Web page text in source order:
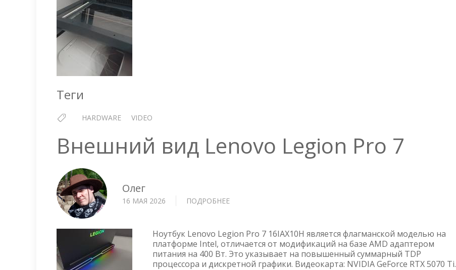
Теги
HARDWARE VIDEO
Внешний вид Lenovo Legion Pro 7
Олег
16 МАЯ 2026 ПОДРОБНЕЕ
LENOVO
LEGION
PRO
7
Ноутбук Lenovo Legion Pro 7 16IAX10H является флагманской моделью на
платформе Intel, отличается от модификаций на базе AMD адаптером
питания на 400 Вт. Это указывает на повышенный суммарный TDP
процессора и дискретной графики. Видеокарта: NVIDIA GeForce RTX 5070 Ti.